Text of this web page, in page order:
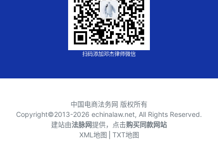
扫码添加邓杰律师微信
中国电商法务网 版权所有
Copyright©2013-2026 echinalaw.net, All Rights Reserved.
建站由法脉网提供，点击购买同款网站
XML地图 TXT地图